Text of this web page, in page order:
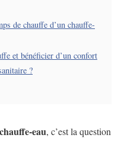
de chauffe d’un chauffe-
et bénéficier d’un confort
?
eau, c’est la question